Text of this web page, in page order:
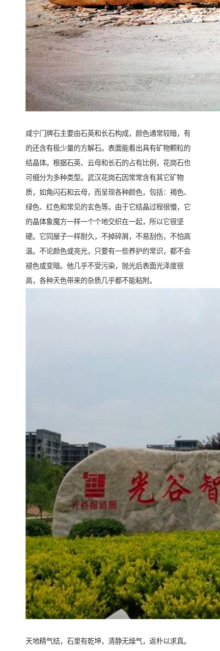
咸宁门牌石主要由石英和长石构成，颜色通常较暗，有
的还含有极少量的方解石。表面能看出具有矿物颗粒的
结晶体。根据石英、云母和长石的占有比例，花岗石也
可细分为多种类型。武汉花岗石因常常含有其它矿物
质，如角闪石和云母，而呈现各种颜色，包括：褐色、
绿色、红色和常见的玄色等。由于它结晶过程很慢，它
的晶体象魔方一样一个个地交织在一起，所以它很坚
硬。它同屋子一样耐久，不掉碎屑，不易刮伤，不怕高
温。不论颜色或亮光，只要有一些养护的常识，都不会
褪色或变暗。他几乎不受污染，抛光后表面光泽度很
高，各种天色带来的杂质几乎都不能粘附。
天地精气结，石里有乾坤，清静无燥气，返朴以求真。